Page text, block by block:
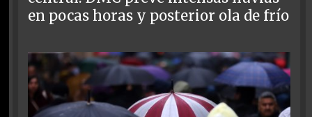
en pocas horas y posterior ola de frío